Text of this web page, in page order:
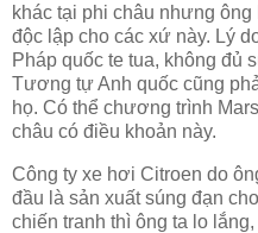
khác tại phi châu nhưng
độc lập cho các xứ này. Lý
Pháp quốc te tua, không đủ
Tương tự Anh quốc cũng
họ. Có thể chương trình
châu có điều khoản này.
Công ty xe hơi Citroen do
đầu là sản xuất súng đạn
chiến tranh thì ông ta lo